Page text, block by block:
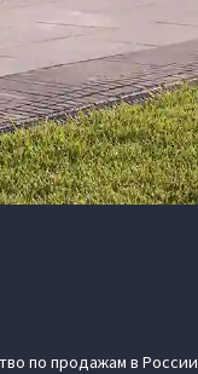
по продажам в России